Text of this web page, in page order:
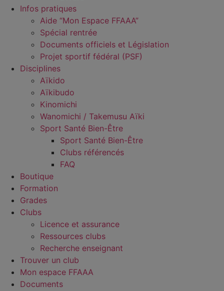
Infos pratiques
Aide “Mon Espace FFAAA”
Spécial rentrée
Documents officiels et Législation
Projet sportif fédéral (PSF)
Disciplines
Aïkido
Aïkibudo
Kinomichi
Wanomichi / Takemusu Aïki
Sport Santé Bien-Être
Sport Santé Bien-Être
Clubs référencés
FAQ
Boutique
Formation
Grades
Clubs
Licence et assurance
Ressources clubs
Recherche enseignant
Trouver un club
Mon espace FFAAA
Documents